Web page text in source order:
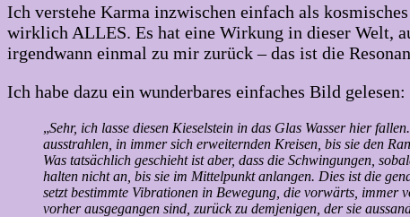
Ich verstehe Karma inzwischen einfach als
wirklich ALLES. Es hat eine Wirkung in dieser Welt,
irgendwann einmal zu mir zurück – das ist die
Ich habe dazu ein wunderbares einfaches Bild gelesen:
„Sehr, ich lasse diesen Kieselstein in das Glas Wasser hier
ausstrahlen, in immer sich erweiternden Kreisen, bis sie den
Was tatsächlich geschieht ist aber, dass die Schwingungen,
halten nicht an, bis sie im Mittelpunkt anlangen. Dies ist die
setzt bestimmte Vibrationen in Bewegung, die vorwärts, immer
vorher ausgegangen sind, zurück zu demjenigen, der sie